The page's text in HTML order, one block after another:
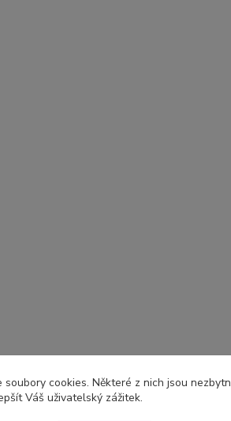
cookies. Některé z nich jsou
Váš uživatelský zážitek.